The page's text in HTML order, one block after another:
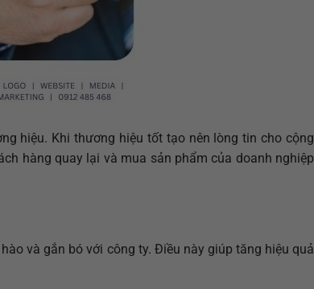
hiệu. Khi thương hiệu tốt tạo nên lòng tin cho cộng
hàng quay lại và mua sản phẩm của doanh nghiệp
và gắn bó với công ty. Điều này giúp tăng hiệu quả